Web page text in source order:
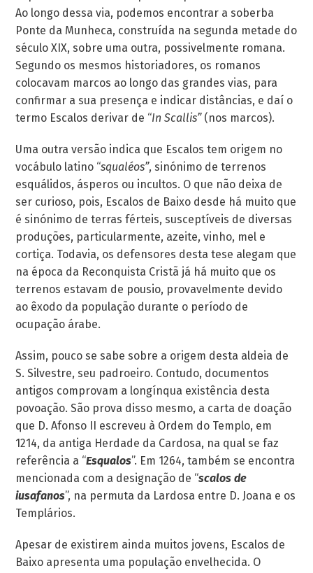
Ao longo dessa via, podemos encontrar a soberba
Ponte da Munheca, construída na segunda metade do
século XIX, sobre uma outra, possivelmente romana.
Segundo os mesmos historiadores, os romanos
colocavam marcos ao longo das grandes vias, para
confirmar a sua presença e indicar distâncias, e daí o
termo Escalos derivar de “In Scallis” (nos marcos).
Uma outra versão indica que Escalos tem origem no
vocábulo latino “squaléos”, sinónimo de terrenos
esquálidos, ásperos ou incultos. O que não deixa de
ser curioso, pois, Escalos de Baixo desde há muito que
é sinónimo de terras férteis, susceptíveis de diversas
produções, particularmente, azeite, vinho, mel e
cortiça. Todavia, os defensores desta tese alegam que
na época da Reconquista Cristã já há muito que os
terrenos estavam de pousio, provavelmente devido
ao êxodo da população durante o período de
ocupação árabe.
Assim, pouco se sabe sobre a origem desta aldeia de
S. Silvestre, seu padroeiro. Contudo, documentos
antigos comprovam a longínqua existência desta
povoação. São prova disso mesmo, a carta de doação
que D. Afonso II escreveu à Ordem do Templo, em
1214, da antiga Herdade da Cardosa, na qual se faz
referência a “Esqualos”. Em 1264, também se encontra
mencionada com a designação de “scalos de
iusafanos”, na permuta da Lardosa entre D. Joana e os
Templários.
Apesar de existirem ainda muitos jovens, Escalos de
Baixo apresenta uma população envelhecida. O